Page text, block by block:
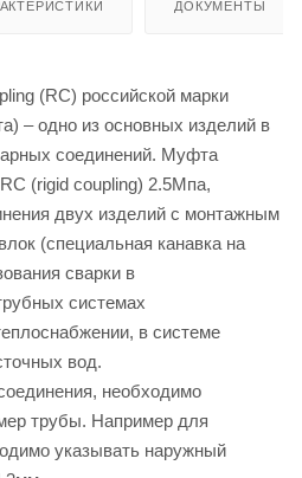
ДОКУМЕНТЫ
(RC) российской марки
– одно из основных изделий в
соединений. Муфта
(rigid coupling) 2.5Мпа,
двух изделий с монтажным
(специальная канавка на
сварки в
системах
в системе
вод.
необходимо
трубы. Например для
указывать наружный